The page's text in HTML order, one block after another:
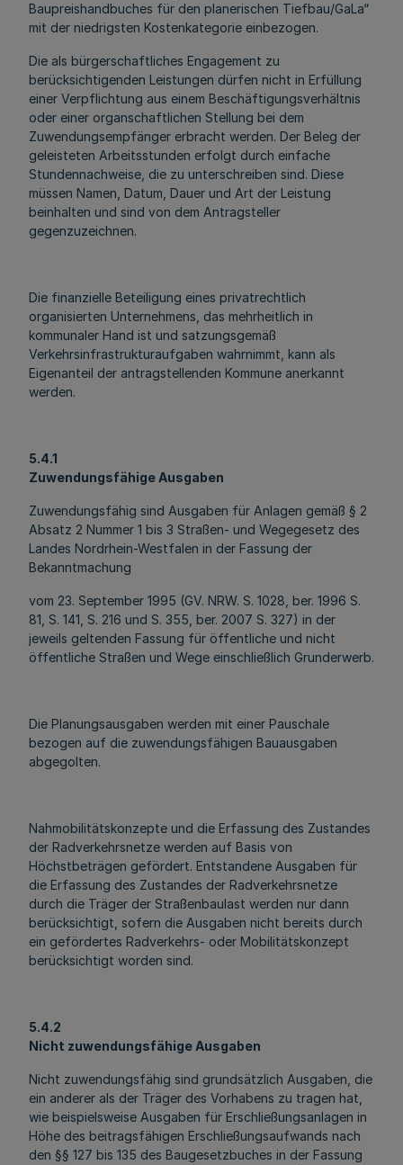
Baupreishandbuches für den planerischen Tiefbau/GaLa“
mit der niedrigsten Kostenkategorie einbezogen.
Die als bürgerschaftliches Engagement zu
berücksichtigenden Leistungen dürfen nicht in Erfüllung
einer Verpflichtung aus einem Beschäftigungsverhältnis
oder einer organschaftlichen Stellung bei dem
Zuwendungsempfänger erbracht werden. Der Beleg der
geleisteten Arbeitsstunden erfolgt durch einfache
Stundennachweise, die zu unterschreiben sind. Diese
müssen Namen, Datum, Dauer und Art der Leistung
beinhalten und sind von dem Antragsteller
gegenzuzeichnen.
Die finanzielle Beteiligung eines privatrechtlich
organisierten Unternehmens, das mehrheitlich in
kommunaler Hand ist und satzungsgemäß
Verkehrsinfrastrukturaufgaben wahrnimmt, kann als
Eigenanteil der antragstellenden Kommune anerkannt
werden.
5.4.1
Zuwendungsfähige Ausgaben
Zuwendungsfähig sind Ausgaben für Anlagen gemäß § 2
Absatz 2 Nummer 1 bis 3 Straßen- und Wegegesetz des
Landes Nordrhein-Westfalen in der Fassung der
Bekanntmachung
vom 23. September 1995 (GV. NRW. S. 1028, ber. 1996 S.
81, S. 141, S. 216 und S. 355, ber. 2007 S. 327) in der
jeweils geltenden Fassung für öffentliche und nicht
öffentliche Straßen und Wege einschließlich Grunderwerb.
Die Planungsausgaben werden mit einer Pauschale
bezogen auf die zuwendungsfähigen Bauausgaben
abgegolten.
Nahmobilitätskonzepte und die Erfassung des Zustandes
der Radverkehrsnetze werden auf Basis von
Höchstbeträgen gefördert. Entstandene Ausgaben für
die Erfassung des Zustandes der Radverkehrsnetze
durch die Träger der Straßenbaulast werden nur dann
berücksichtigt, sofern die Ausgaben nicht bereits durch
ein gefördertes Radverkehrs- oder Mobilitätskonzept
berücksichtigt worden sind.
5.4.2
Nicht zuwendungsfähige Ausgaben
Nicht zuwendungsfähig sind grundsätzlich Ausgaben, die
ein anderer als der Träger des Vorhabens zu tragen hat,
wie beispielsweise Ausgaben für Erschließungsanlagen in
Höhe des beitragsfähigen Erschließungsaufwands nach
den §§ 127 bis 135 des Baugesetzbuches in der Fassung